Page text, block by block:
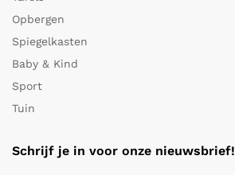
Opbergen
Spiegelkasten
Baby & Kind
Sport
Tuin
Schrijf je in voor onze nieuwsbrief!